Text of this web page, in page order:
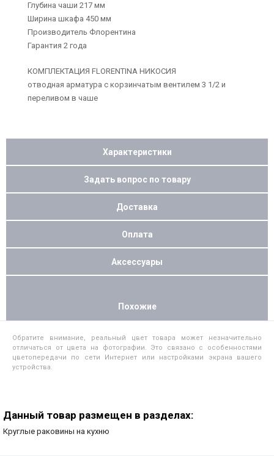
Глубина чаши 217 мм
Ширина шкафа 450 мм
Производитель Флорентина
Гарантия 2 года
КОМПЛЕКТАЦИЯ FLORENTINA НИКОСИЯ
отводная арматура с корзинчатым вентилем 3 1/2 и
переливом в чаше
Характеристики
Задать вопрос по товару
Доставка
Оплата
Аксессуары
Похожие
Обратите внимание, реальный цвет товара может незначительно
отличаться от цвета на фотографии. Это связано с особенностями
цветопередачи по сети Интернет или настройками экрана вашего
устройства.
Данный товар размещен в разделах:
Круглые раковины на кухню